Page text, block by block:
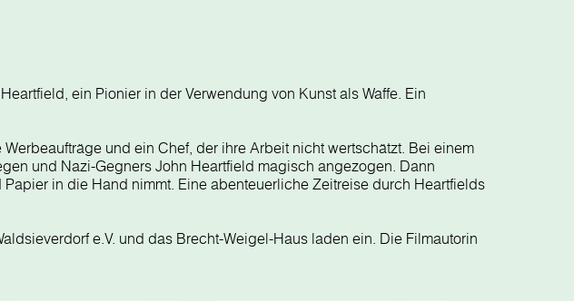
ein Pionier in der Verwendung von Kunst als Waffe. Ein
und ein Chef, der ihre Arbeit nicht wertschätzt. Bei einem
und Nazi-Gegners John Heartfield magisch angezogen. Dann
in die Hand nimmt. Eine abenteuerliche Zeitreise durch Heartfields
e.V. und das Brecht-Weigel-Haus laden ein. Die Filmautorin